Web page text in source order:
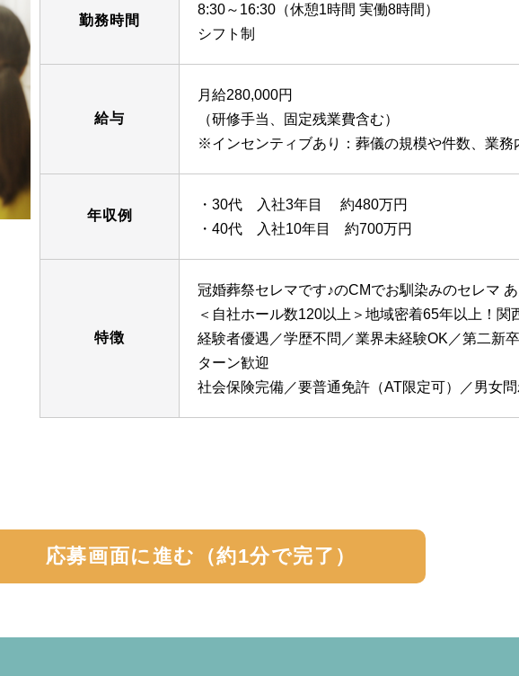
勤務時間
8:30～16:30（休憩1時間 実働8時間）
シフト制
給与
月給280,000円
（研修手当、固定残業費含む）
※インセンティブあり：葬儀の規模や件数、業務
年収例
・30代 入社3年目 約480万円
・40代 入社10年目 約700万円
特徴
冠婚葬祭セレマです♪のCMでお馴染みのセレマ あ
＜自社ホール数120以上＞地域密着65年以上！関
経験者優遇／学歴不問／業界未経験OK／第二新
ターン歓迎
社会保険完備／要普通免許（AT限定可）／男女
応募画面に進む（約1分で完了）